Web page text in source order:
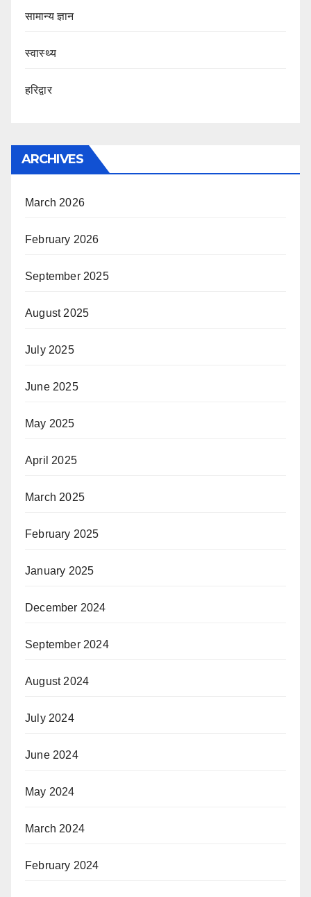
सामान्य ज्ञान
स्वास्थ्य
हरिद्वार
ARCHIVES
March 2026
February 2026
September 2025
August 2025
July 2025
June 2025
May 2025
April 2025
March 2025
February 2025
January 2025
December 2024
September 2024
August 2024
July 2024
June 2024
May 2024
March 2024
February 2024